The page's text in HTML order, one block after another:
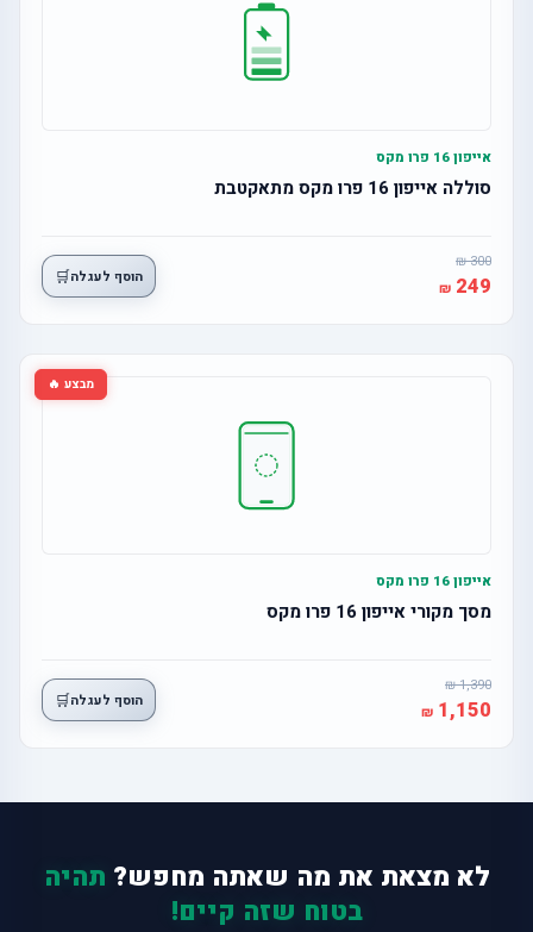
אייפון 16 פרו מקס
סוללה אייפון 16 פרו מקס מתאקטבת
300
249 הוסף לעגלה🛒
מבצע 🔥
אייפון 16 פרו מקס
מסך מקורי אייפון 16 פרו מקס
1,390
1,150 הוסף לעגלה🛒
לא מצאת את מה שאתה מחפש? תהיה
בטוח שזה קיים!